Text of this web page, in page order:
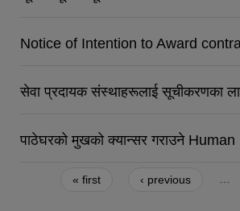
Notice of Intention to Award
सेवा प्रदायक संस्थाहरूलाई सूचीकरणका
पाठेघरको मुखको क्यान्सर गराउने
Pages
« first ‹ previous …